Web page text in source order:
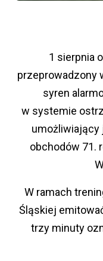
1 sierpnia
przeprowadzony
syren
w systemie
umożliwiający
obchodów 71.
W ramach
Śląskiej
trzy minuty